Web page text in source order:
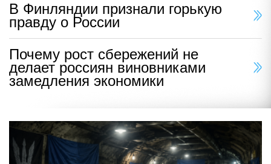
В Финляндии признали горькую
правду о России
Почему рост сбережений не
делает россиян виновниками
замедления экономики